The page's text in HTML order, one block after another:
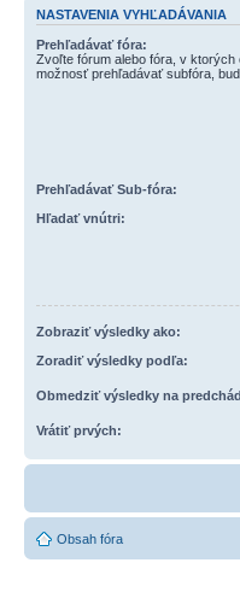
NASTAVENIA VYHĽADÁVANIA
Prehľadávať fóra:
Zvoľte fórum alebo fóra, v
možnosť prehľadávať subfóra,
Prehľadávať Sub-fóra:
Hľadať vnútri:
Zobraziť výsledky ako:
Zoradiť výsledky podľa:
Obmedziť výsledky na
Vrátiť prvých:
Obsah fóra